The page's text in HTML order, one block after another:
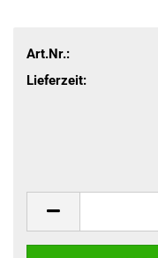
Art.Nr.:
Lieferzeit: